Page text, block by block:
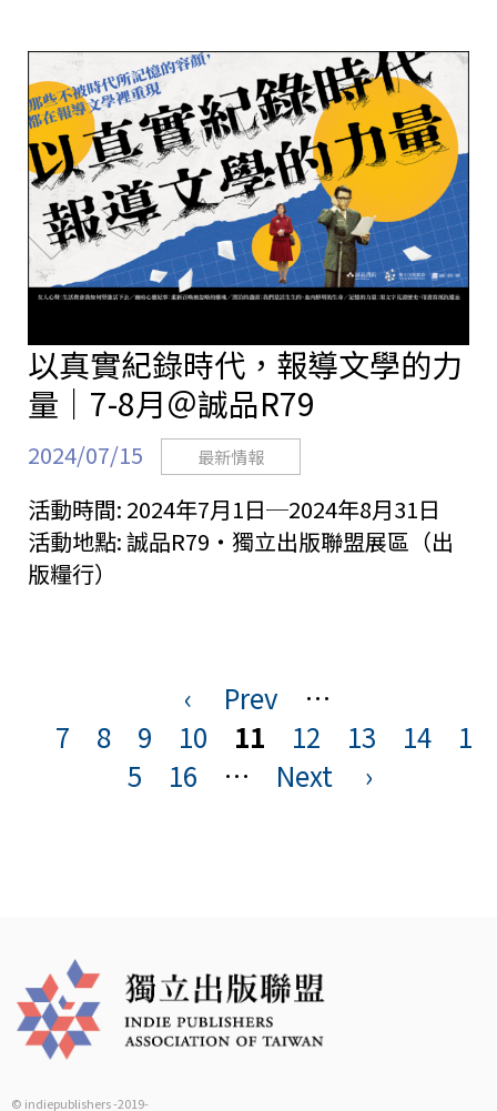
以真實紀錄時代，報導文學的力
量｜7-8月＠誠品R79
2024/07/15 最新情報
活動時間: 2024年7月1日─2024年8月31日
活動地點:誠品R79・獨立出版聯盟展區（出
版糧行）
‹ Prev
…
7
8 9 10 11 12 13 14
1
5
16 … Next ›
© indiepublishers -2019-